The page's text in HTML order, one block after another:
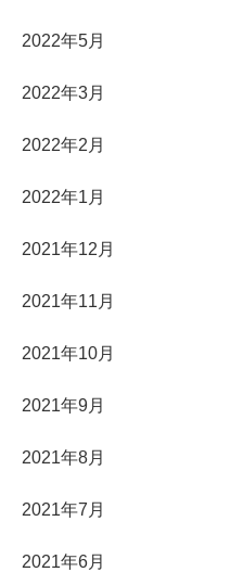
2022年5月
2022年3月
2022年2月
2022年1月
2021年12月
2021年11月
2021年10月
2021年9月
2021年8月
2021年7月
2021年6月